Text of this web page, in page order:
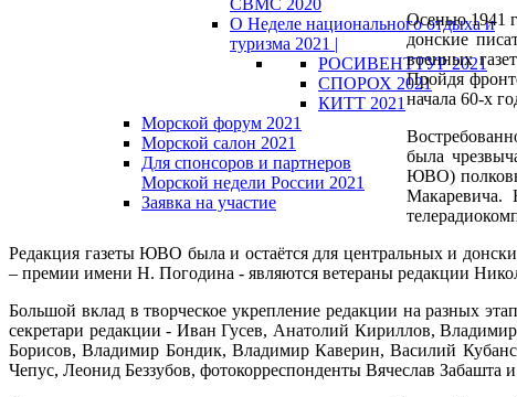
СВМС 2020
О Неделе национального отдыха и
туризма 2021 |
РОСИВЕНТТУР 2021
СПОРОХ 2021
КИТТ 2021
Морской форум 2021
Морской салон 2021
Для спонсоров и партнеров
Морской недели России 2021
Заявка на участие
Осенью 1941
донские
военных
Пройдя
начала 60-х
была
ЮВО)
Макаревича.
Редакция газеты ЮВО была и остаётся для центральных и
– премии имени Н. Погодина - являются ветераны редакции
Большой вклад в творческое укрепление редакции на разных
секретари редакции - Иван Гусев, Анатолий Кириллов,
Борисов, Владимир Бондик, Владимир Каверин, Василий
Чепус, Леонид Беззубов, фотокорреспонденты Вячеслав Забашта